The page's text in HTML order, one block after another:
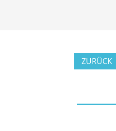
ZURÜCK